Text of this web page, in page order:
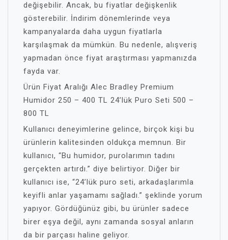
değişebilir. Ancak, bu fiyatlar değişkenlik
gösterebilir. İndirim dönemlerinde veya
kampanyalarda daha uygun fiyatlarla
karşılaşmak da mümkün. Bu nedenle, alışveriş
yapmadan önce fiyat araştırması yapmanızda
fayda var.
Ürün Fiyat Aralığı Alec Bradley Premium
Humidor 250 – 400 TL 24’lük Puro Seti 500 –
800 TL
Kullanıcı deneyimlerine gelince, birçok kişi bu
ürünlerin kalitesinden oldukça memnun. Bir
kullanıcı, “Bu humidor, purolarımın tadını
gerçekten artırdı.” diye belirtiyor. Diğer bir
kullanıcı ise, “24’lük puro seti, arkadaşlarımla
keyifli anlar yaşamamı sağladı.” şeklinde yorum
yapıyor. Gördüğünüz gibi, bu ürünler sadece
birer eşya değil, aynı zamanda sosyal anların
da bir parçası haline geliyor.